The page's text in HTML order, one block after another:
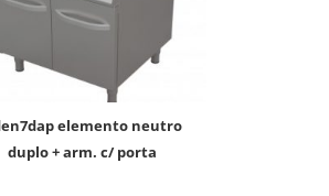
duplo + arm. c/ porta